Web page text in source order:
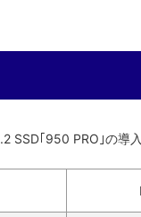
SSD｢950 PRO｣の導